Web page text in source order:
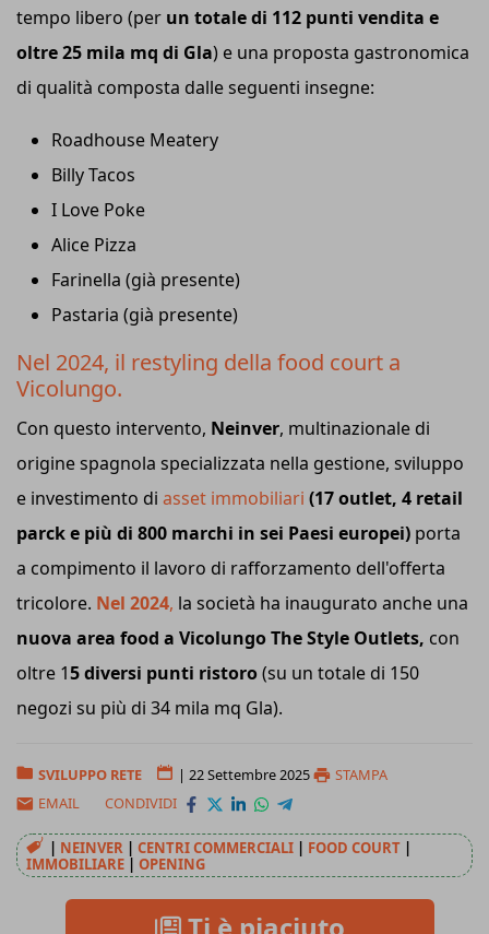
tempo libero (per un totale di 112 punti vendita e
oltre 25 mila mq di Gla) e una proposta gastronomica
di qualità composta dalle seguenti insegne:
Roadhouse Meatery
Billy Tacos
I Love Poke
Alice Pizza
Farinella (già presente)
Pastaria (già presente)
Nel 2024, il restyling della food court a
Vicolungo.
Con questo intervento, Neinver, multinazionale di
origine spagnola specializzata nella gestione, sviluppo
e investimento di asset immobiliari (17 outlet, 4 retail
parck e più di 800 marchi in sei Paesi europei) porta
a compimento il lavoro di rafforzamento dell'offerta
tricolore. Nel 2024, la società ha inaugurato anche una
nuova area food a Vicolungo The Style Outlets, con
oltre 15 diversi punti ristoro(su un totale di 150
negozi su più di 34 mila mq Gla).
SVILUPPO RETE | 22 Settembre 2025
STAMPA
EMAIL
CONDIVIDI
| NEINVER | CENTRI COMMERCIALI | FOOD COURT |
IMMOBILIARE | OPENING
Ti è piaciuto